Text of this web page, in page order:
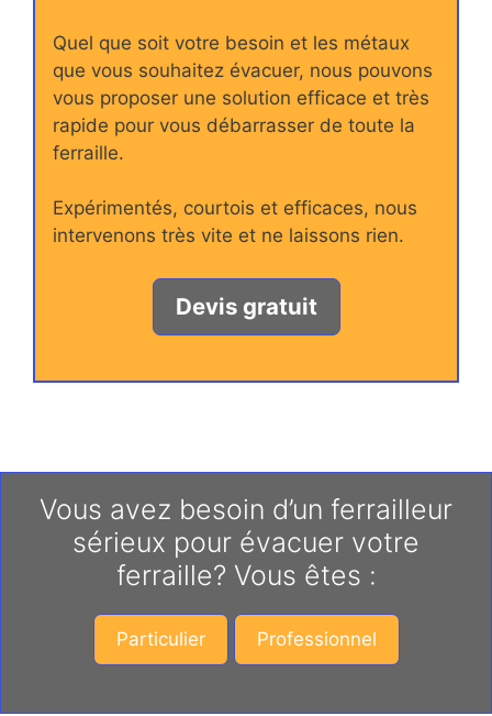
Quel que soit votre besoin et les métaux
que vous souhaitez évacuer, nous pouvons
vous proposer une solution efficace et très
rapide pour vous débarrasser de toute la
ferraille.
Expérimentés, courtois et efficaces, nous
intervenons très vite et ne laissons rien.
Devis gratuit
Vous avez besoin d’un ferrailleur
sérieux pour évacuer votre
ferraille? Vous êtes :
Particulier Professionnel